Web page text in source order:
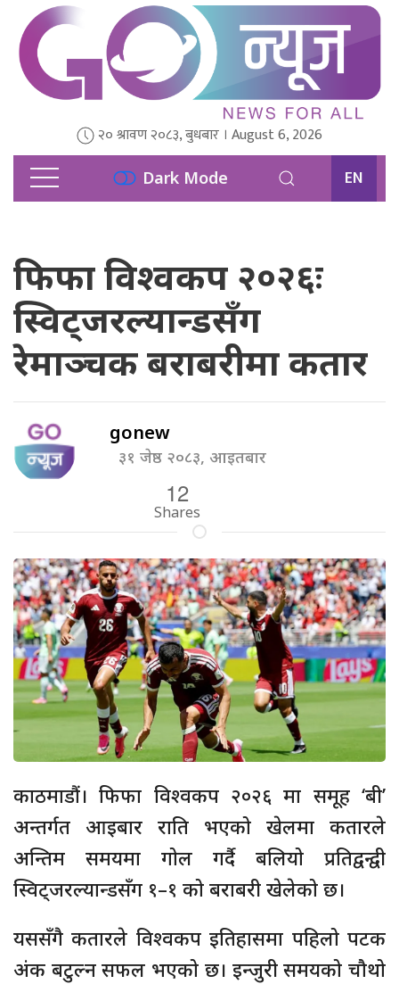
२० श्रावण २०८३, बुधबार । August 6, 2026
Dark Mode EN
फिफा विश्वकप २०२६ः
स्विट्जरल्यान्डसँग
रेमाञ्चक बराबरीमा कतार
gonew
३१ जेष्ठ २०८३, आइतबार
12
Shares
काठमाडौं। फिफा विश्वकप २०२६ मा समूह ‘बी’
अन्तर्गत आइबार राति भएको खेलमा कतारले
अन्तिम समयमा गोल गर्दै बलियो प्रतिद्वन्द्वी
स्विट्जरल्यान्डसँग १–१ को बराबरी खेलेको छ।
यससँगै कतारले विश्वकप इतिहासमा पहिलो पटक
अंक बटुल्न सफल भएको छ। इन्जुरी समयको चौथो